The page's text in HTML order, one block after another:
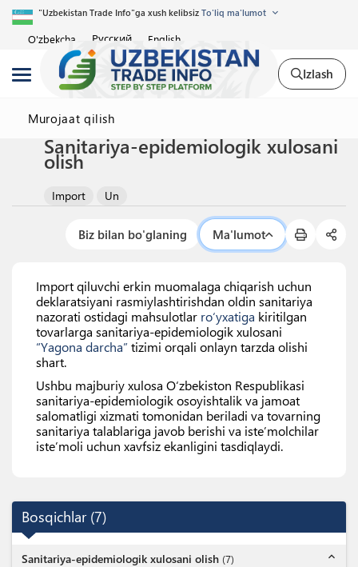
"Uzbekistan Trade Info"ga xush kelibsiz To'liq ma'lumot
O'zbekcha Русский English
Izlash
Murojaat qilish
Sanitariya-epidemiologik xulosani
olish
Import Un
Biz bilan bo'glaning Ma'lumot
Import qiluvchi erkin muomalaga chiqarish uchun
deklaratsiyani rasmiylashtirishdan oldin sanitariya
nazorati ostidagi mahsulotlar ro‘yxatiga kiritilgan
tovarlarga sanitariya-epidemiologik xulosani
“Yagona darcha” tizimi orqali onlayn tarzda olishi
shart.
Ushbu majburiy xulosa Oʻzbekiston Respublikasi
sanitariya-epidemiologik osoyishtalik va jamoat
salomatligi xizmati tomonidan beriladi va tovarning
sanitariya talablariga javob berishi va isteʼmolchilar
isteʼmoli uchun xavfsiz ekanligini tasdiqlaydi.
Bosqichlar (7)
Sanitariya-epidemiologik xulosani olish (7) expand_less